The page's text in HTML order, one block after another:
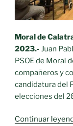
Moral de
2023.- Juan
PSOE de Moral
compañeros y
candidatura del
elecciones del
Continuar